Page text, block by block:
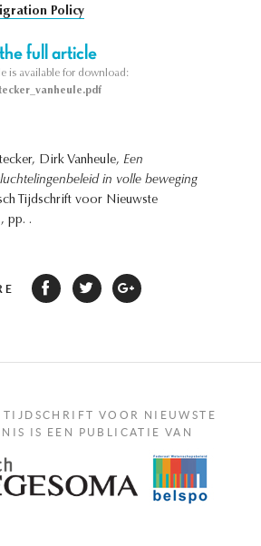
Policy
full article
is available for download:
Dirk Vanheule, Een
in volle beweging
Tijdschrift voor Nieuwste
pp. .
TIJDSCHRIFT VOOR NIEUWSTE
IS EEN PUBLICATIE VAN